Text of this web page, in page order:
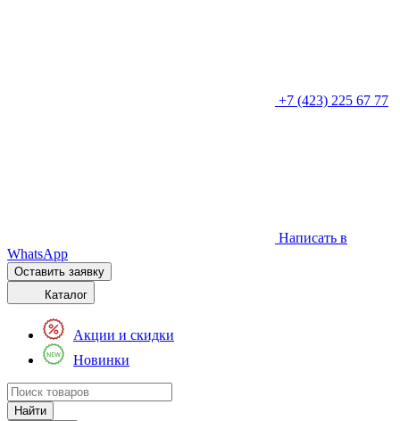
+7 (423) 225 67 77
Написать в
WhatsApp
Оставить заявку
Каталог
Акции и скидки
Новинки